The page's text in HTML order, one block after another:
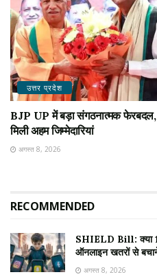
उत्तर प्रदेश
BJP UP में बड़ा संगठनात्मक
मिली अहम जिम्मेदारियां
अगस्त 8, 2026
RECOMMENDED
SHIELD Bill: क्या
ऑनलाइन खतरों से
अगस्त 8, 2026